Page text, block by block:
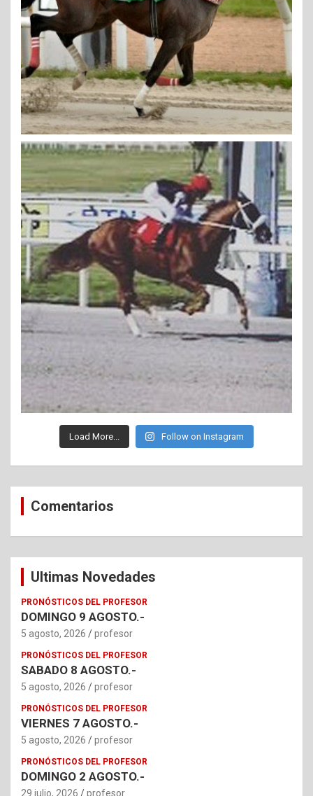
Load More... Follow on Instagram
Comentarios
Ultimas Novedades
PRONÓSTICOS DEL PROFESOR
DOMINGO 9 AGOSTO.-
5 agosto, 2026 profesor
PRONÓSTICOS DEL PROFESOR
SABADO 8 AGOSTO.-
5 agosto, 2026 profesor
PRONÓSTICOS DEL PROFESOR
VIERNES 7 AGOSTO.-
5 agosto, 2026 profesor
PRONÓSTICOS DEL PROFESOR
DOMINGO 2 AGOSTO.-
29 julio, 2026 profesor